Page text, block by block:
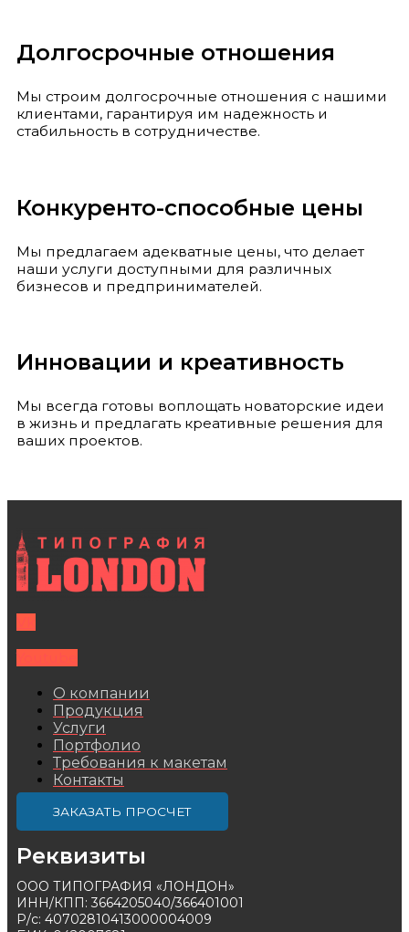
Долгосрочные отношения
Мы строим долгосрочные отношения с нашими
клиентами, гарантируя им надежность и
стабильность в сотрудничестве.
Конкуренто-способные цены
Мы предлагаем адекватные цены, что делает
наши услуги доступными для различных
бизнесов и предпринимателей.
Инновации и креативность
Мы всегда готовы воплощать новаторские идеи
в жизнь и предлагать креативные решения для
ваших проектов.
О компании
Продукция
Услуги
Портфолио
Требования к макетам
Контакты
ЗАКАЗАТЬ ПРОСЧЕТ
Реквизиты
ООО ТИПОГРАФИЯ «ЛОНДОН»
ИНН/КПП: 3664205040/366401001
Р/с: 40702810413000004009